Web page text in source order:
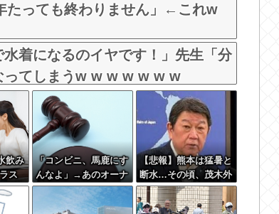
たっても終わりません」←これw
水着になるのイヤです！」先生「分
ってしまうw w w w w w w
飲み
ス
「コンビニ、馬鹿にす
んなよ」→あのオーナ
ー夫婦、不起訴ｗｗｗ
ｗｗｗｗｗｗ
【悲報】熊本は猛暑と
断水…その頃、茂木外
相は中南米でニッコリ
動画公開